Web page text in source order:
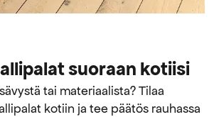
suoraan kotiisi
tai materiaalista? Tilaa
kotiin ja tee päätös rauhassa